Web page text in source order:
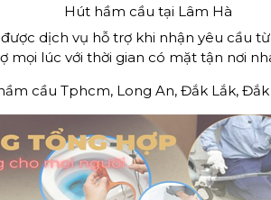
Hút hầm cầu tại Lâm Hà
dịch vụ hỗ trợ khi nhận yêu cầu
mọi lúc với thời gian có mặt tận nơi
cầu Tphcm, Long An, Đắk Lắk,